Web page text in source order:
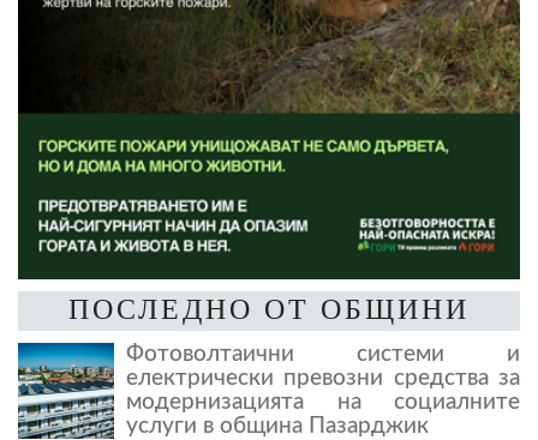
ПОСЛЕДНО ОТ ОБЩИНИ
Фотоволтаични системи и
електрически превозни средства за
модернизацията на социалните
услуги в община Пазарджик